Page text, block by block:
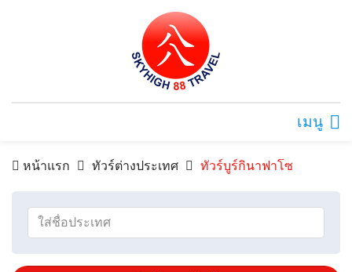
เมนู
หน้าแรก ทัวร์ต่างประเทศ ทัวร์บูร์กินาฟาโซ